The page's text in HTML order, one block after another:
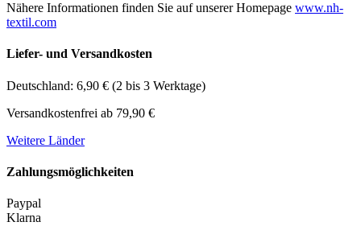
Nähere Informationen finden Sie auf unserer Homepage www.nh-
textil.com
Liefer- und Versandkosten
Deutschland: 6,90 € (2 bis 3 Werktage)
Versandkostenfrei ab 79,90 €
Weitere Länder
Zahlungsmöglichkeiten
Paypal
Klarna